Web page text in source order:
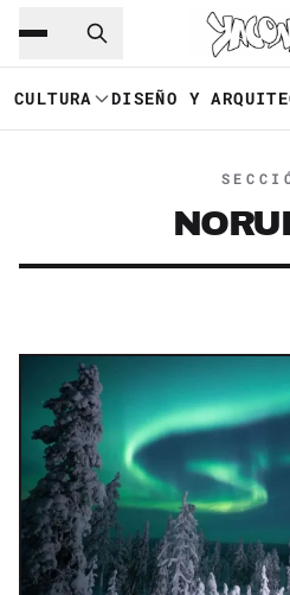
Saltar al contenido
CULTURA DISEÑO Y